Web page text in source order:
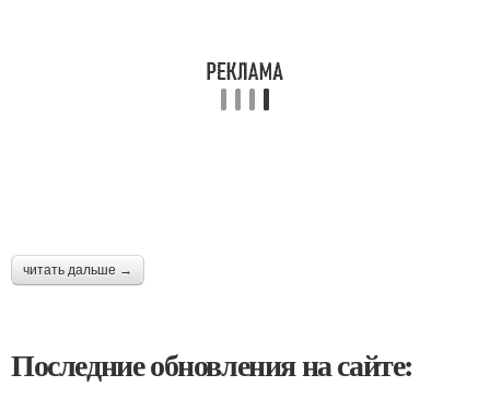
читать дальше →
Последние обновления на сайте: